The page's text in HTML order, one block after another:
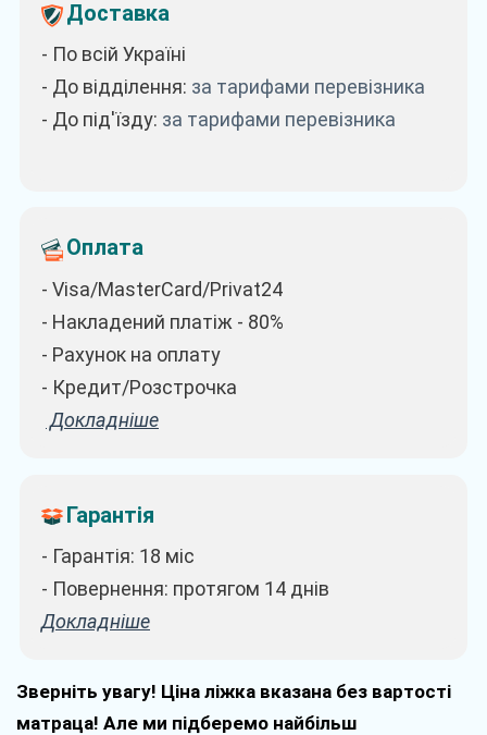
Доставка
- По всій Україні
- До відділення: за тарифами перевізника
- До під'їзду: за тарифами перевізника
Оплата
- Visa/MasterCard/Privat24
- Накладений платіж - 80%
- Рахунок на оплату
- Кредит/Розстрочка
Докладніше
Гарантія
- Гарантія: 18 міс
- Повернення: протягом 14 днів
Докладніше
Зверніть увагу! Ціна ліжка вказана без вартості
матраца! Але ми підберемо найбільш